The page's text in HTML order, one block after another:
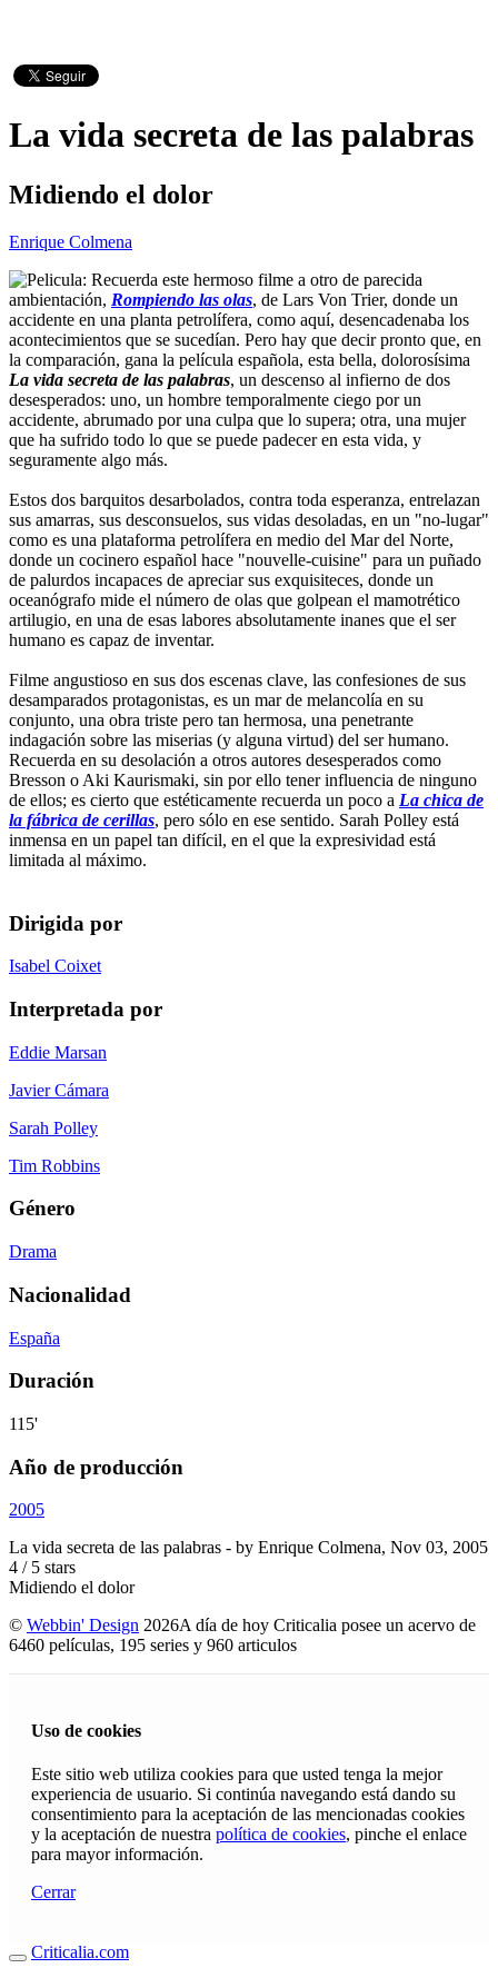
La vida secreta de las palabras
Midiendo el dolor
Enrique Colmena
Recuerda este hermoso filme a otro de parecida
ambientación, Rompiendo las olas, de Lars Von Trier, donde un
accidente en una planta petrolífera, como aquí, desencadenaba los
acontecimientos que se sucedían. Pero hay que decir pronto que, en
la comparación, gana la película española, esta bella, dolorosísima
La vida secreta de las palabras, un descenso al infierno de dos
desesperados: uno, un hombre temporalmente ciego por un
accidente, abrumado por una culpa que lo supera; otra, una mujer
que ha sufrido todo lo que se puede padecer en esta vida, y
seguramente algo más.
Estos dos barquitos desarbolados, contra toda esperanza, entrelazan
sus amarras, sus desconsuelos, sus vidas desoladas, en un "no-lugar"
como es una plataforma petrolífera en medio del Mar del Norte,
donde un cocinero español hace "nouvelle-cuisine" para un puñado
de palurdos incapaces de apreciar sus exquisiteces, donde un
oceanógrafo mide el número de olas que golpean el mamotrético
artilugio, en una de esas labores absolutamente inanes que el ser
humano es capaz de inventar.
Filme angustioso en sus dos escenas clave, las confesiones de sus
desamparados protagonistas, es un mar de melancolía en su
conjunto, una obra triste pero tan hermosa, una penetrante
indagación sobre las miserias (y alguna virtud) del ser humano.
Recuerda en su desolación a otros autores desesperados como
Bresson o Aki Kaurismaki, sin por ello tener influencia de ninguno
de ellos; es cierto que estéticamente recuerda un poco a La chica de
la fábrica de cerillas, pero sólo en ese sentido. Sarah Polley está
inmensa en un papel tan difícil, en el que la expresividad está
limitada al máximo.
Dirigida por
Isabel Coixet
Interpretada por
Eddie Marsan
Javier Cámara
Sarah Polley
Tim Robbins
Género
Drama
Nacionalidad
España
Duración
115'
Año de producción
2005
La vida secreta de las palabras - by Enrique Colmena, Nov 03, 2005
4 / 5 stars
Midiendo el dolor
© Webbin' Design 2026A día de hoy Criticalia posee un acervo de
6460 películas, 195 series y 960 articulos
Uso de cookies
Este sitio web utiliza cookies para que usted tenga la mejor
experiencia de usuario. Si continúa navegando está dando su
consentimiento para la aceptación de las mencionadas cookies
y la aceptación de nuestra política de cookies, pinche el enlace
para mayor información.
Cerrar
Criticalia.com